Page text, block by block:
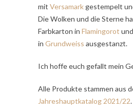
mit Versamark gestempelt
Die Wolken und die Sterne
Farbkarton in Flamingorot
in Grundweiss ausgestanzt.
Ich hoffe euch gefallt mein
Alle Produkte stammen aus
Jahreshauptkatalog 2021/22.